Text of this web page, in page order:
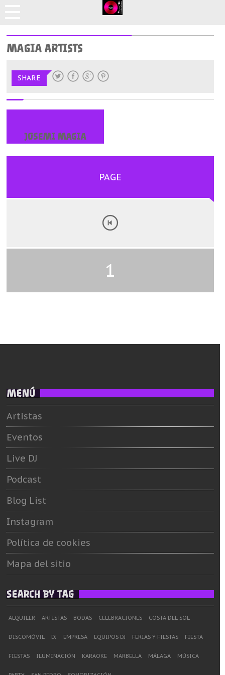
MAGIA ARTISTS
SHARE
JOSEMI MAGIA
PAGE
1
MENÚ
Artistas
Eventos
Live DJ
Podcast
Blog List
Instagram
Política de cookies
Mapa del sitio
SEARCH BY TAG
ALQUILER ARTISTAS BODAS CELEBRACIONES COSTA DEL SOL
DISCOMÓVIL DJ EMPRESA EQUIPOS DJ FERIAS Y FIESTAS FIESTA
FIESTAS ILUMINACIÓN KARAOKE MARBELLA MÁLAGA MÚSICA